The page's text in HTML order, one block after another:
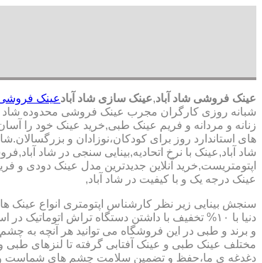
عینک فروشی شاد آباد,عینک سازی شاد آبادعینک فروشی
شبانه روزی کارگران مجرب عینک فروشی محدوده شاد
زنانه و مردانه و فریم عینک طبی,خرید عینک خود را
های استاندارد روز برای کودکان،نوزادان و
شاد آباد,عینک با نرخ اتحادیه,بینایی سنجی در شاد
اپتومتریست,خرید آنلاین جدیدترین مدل عینک دودی و
عینک درجه یک و با کیفیت در شاد آباد,
سنجش بینایی زیر نظر کارشناس اپتومتری انواع
دنیا با ۱۰% تخفیف با داشتن دستگاه تراش
و برند و طبی در این فروشگاه می توانید هر آنچه به
مختلف عینک طبی و عینک آفتابی گرفته تا لنزهای طبی
دغدغه ی ما،حفظ و تضمین سلامت چشم های شماست و